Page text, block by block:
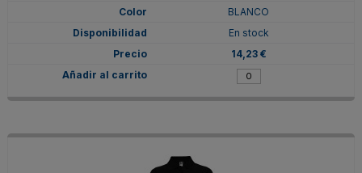
BLANCO
En stock
14,23 €